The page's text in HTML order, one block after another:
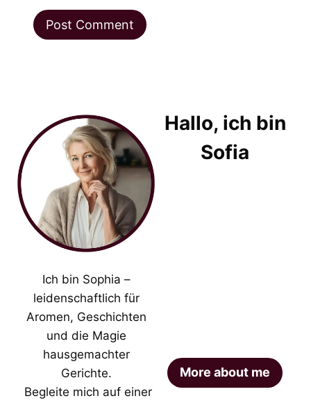
Hallo, ich bin
Sofia
Ich bin Sophia –
leidenschaftlich für
Aromen, Geschichten
und die Magie
hausgemachter
Gerichte.
Begleite mich auf einer
More about me